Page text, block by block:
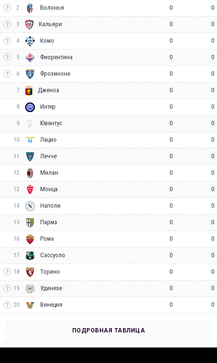
2 Болонья 0 0
3 Кальяри 0 0
4 Комо 0 0
5 Фиорентина 0 0
6 Фрозиноне 0 0
7 Дженоа 0 0
8 Интер 0 0
9 Ювентус 0 0
10 Лацио 0 0
11 Лечче 0 0
12 Милан 0 0
13 Монца 0 0
14 Наполи 0 0
15 Парма 0 0
16 Рома 0 0
17 Сассуоло 0 0
18 Торино 0 0
19 Удинезе 0 0
20 Венеция 0 0
ПОДРОБНАЯ ТАБЛИЦА